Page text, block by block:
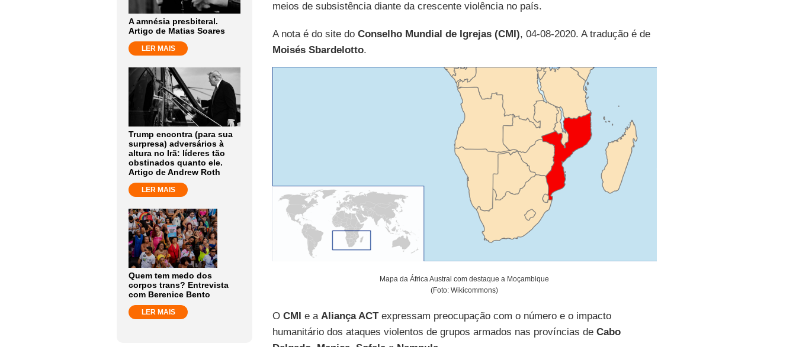
A amnésia presbiteral.
Artigo de Matias Soares
LER MAIS
Trump encontra (para sua
surpresa) adversários à
altura no Irã: líderes tão
obstinados quanto ele.
Artigo de Andrew Roth
LER MAIS
Quem tem medo dos
corpos trans? Entrevista
com Berenice Bento
LER MAIS
meios de subsistência diante da crescente violência no país.
A nota é do site do Conselho Mundial de Igrejas (CMI), 04-08-2020. A tradução é de
Moisés Sbardelotto.
Mapa da África Austral com destaque a Moçambique
(Foto: Wikicommons)
O CMI e a Aliança ACTexpressam preocupação com o número e o impacto
humanitário dos ataques violentos de grupos armados nas províncias de Cabo